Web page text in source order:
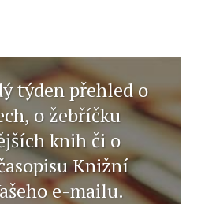
týden přehled o
o žebříčku
knih či o
Knižní
e-mailu.